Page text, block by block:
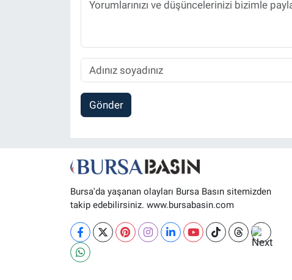
Gönder
Bursa'da yaşanan olayları Bursa Basın sitemizden
takip edebilirsiniz. www.bursabasin.com